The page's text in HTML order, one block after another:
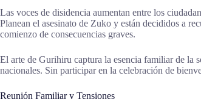
Las voces de disidencia aumentan entre los
Planean el asesinato de Zuko y están decididos a
comienzo de consecuencias graves.
El arte de Gurihiru captura la esencia familiar de la
nacionales. Sin participar en la celebración de
Reunión Familiar y Tensiones